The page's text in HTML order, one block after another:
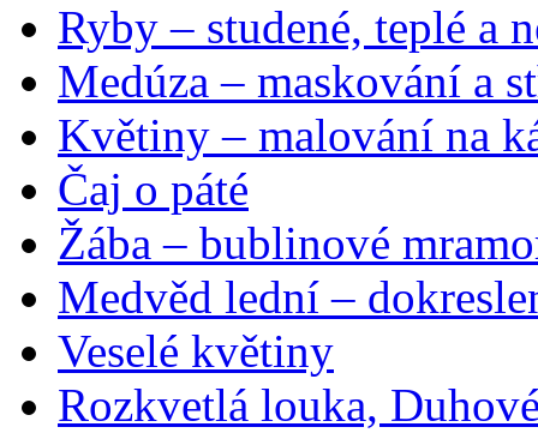
Ryby – studené, teplé a
Medúza – maskování a
Květiny – malování na
Čaj o páté
Žába – bublinové
Medvěd lední –
Veselé květiny
Rozkvetlá louka,